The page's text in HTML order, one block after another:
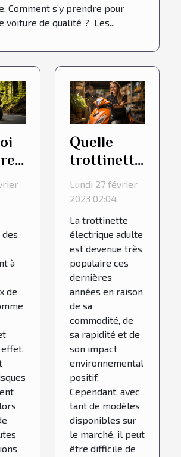
Comment s’y prendre pour
voiture de qualité ? Les...
à
de
Quelle
trottinette
électrique
adulte
choisir ?
Lundi 27 février
2023 02:04
La trottinette
électrique adulte
est devenue très
populaire ces
dernières
années en raison
de sa
commodité, de
sa rapidité et de
son impact
environnemental
positif.
Cependant, avec
tant de modèles
disponibles sur
le marché, il peut
être difficile de